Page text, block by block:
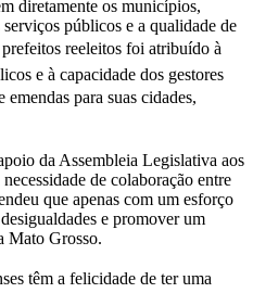
diretamente os municípios,
públicos e a qualidade de
reeleitos foi atribuído à
e à capacidade dos gestores
para suas cidades,
da Assembleia Legislativa aos
de colaboração entre
que apenas com um esforço
e promover um
Mato Grosso.
têm a felicidade de ter uma